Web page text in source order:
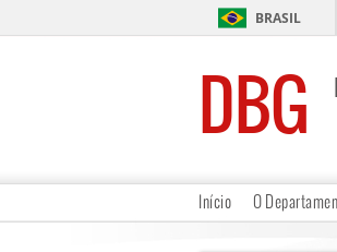
BRASIL
DBG
Início O